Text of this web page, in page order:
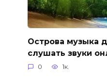
Острова музыка
слушать звуки
0 1к.